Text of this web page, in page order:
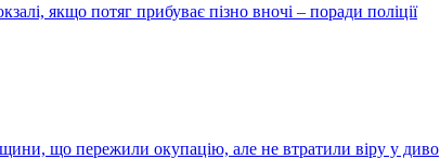
якщо потяг прибуває пізно вночі – поради поліції
що пережили окупацію, але не втратили віру у диво